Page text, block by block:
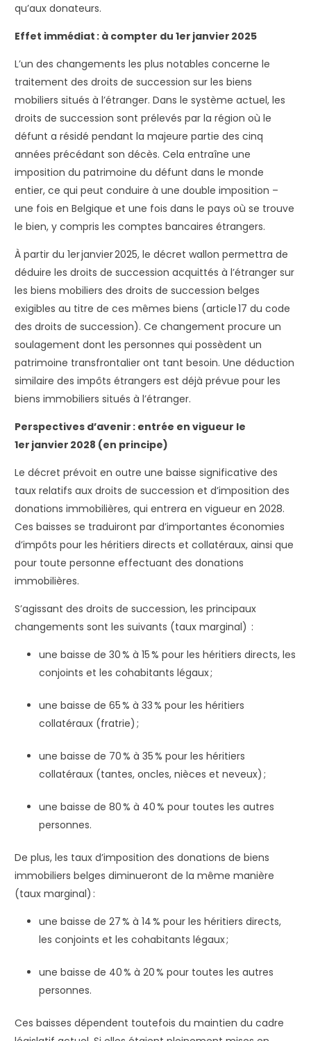
qu’aux donateurs.
Effet immédiat : à compter du 1er janvier 2025
L’un des changements les plus notables concerne le
traitement des droits de succession sur les biens
mobiliers situés à l’étranger. Dans le système actuel, les
droits de succession sont prélevés par la région où le
défunt a résidé pendant la majeure partie des cinq
années précédant son décès. Cela entraîne une
imposition du patrimoine du défunt dans le monde
entier, ce qui peut conduire à une double imposition –
une fois en Belgique et une fois dans le pays où se trouve
le bien, y compris les comptes bancaires étrangers.
À partir du 1erjanvier 2025, le décret wallon permettra de
déduire les droits de succession acquittés à l’étranger sur
les biens mobiliers des droits de succession belges
exigibles au titre de ces mêmes biens (article 17 du code
des droits de succession). Ce changement procure un
soulagement dont les personnes qui possèdent un
patrimoine transfrontalier ont tant besoin. Une déduction
similaire des impôts étrangers est déjà prévue pour les
biens immobiliers situés à l’étranger.
Perspectives d’avenir : entrée en vigueur le
1er janvier 2028 (en principe)
Le décret prévoit en outre une baisse significative des
taux relatifs aux droits de succession et d’imposition des
donations immobilières, qui entrera en vigueur en 2028.
Ces baisses se traduiront par d’importantes économies
d’impôts pour les héritiers directs et collatéraux, ainsi que
pour toute personne effectuant des donations
immobilières.
S’agissant des droits de succession, les principaux
changements sont les suivants (taux marginal) :
une baisse de 30 % à 15 % pour les héritiers directs, les
conjoints et les cohabitants légaux ;
une baisse de 65 % à 33 % pour les héritiers
collatéraux (fratrie) ;
une baisse de 70 % à 35 % pour les héritiers
collatéraux (tantes, oncles, nièces et neveux) ;
une baisse de 80 % à 40 % pour toutes les autres
personnes.
De plus, les taux d’imposition des donations de biens
immobiliers belges diminueront de la même manière
(taux marginal) :
une baisse de 27 % à 14 % pour les héritiers directs,
les conjoints et les cohabitants légaux ;
une baisse de 40 % à 20 % pour toutes les autres
personnes.
Ces baisses dépendent toutefois du maintien du cadre